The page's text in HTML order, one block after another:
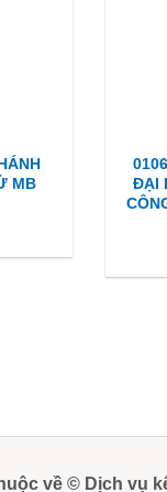
MB
ĐẠI
về © Dịch vụ